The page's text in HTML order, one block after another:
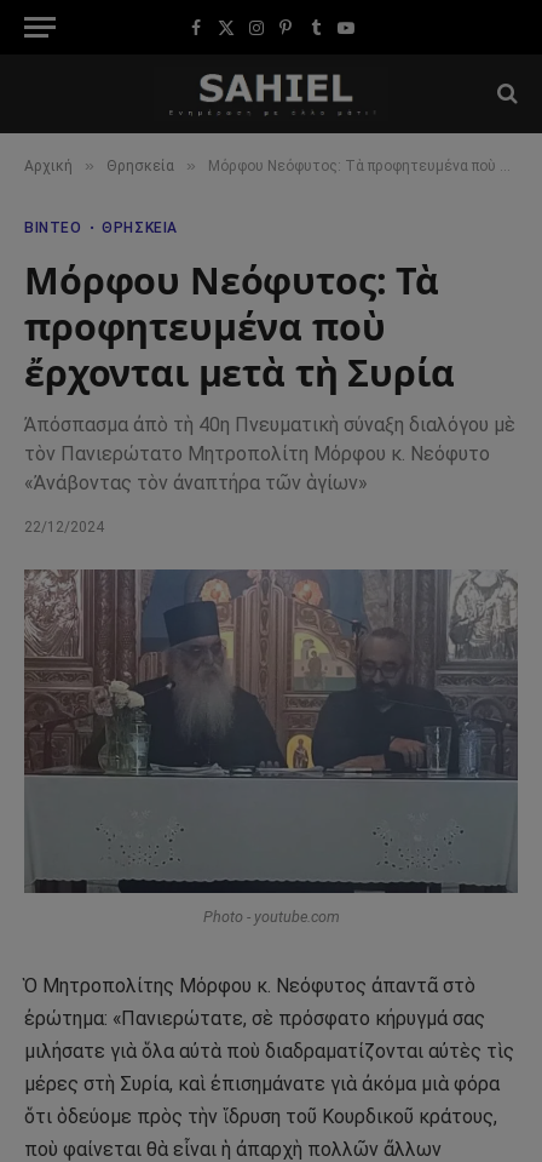
Facebook
X
Instagram
Pinterest
TumblrYouTube
Αρχική » Θρησκεία » Μόρφου Νεόφυτος: Τὰ προφητευμένα ποὺ ἔρχονται μετὰ τὴ Συρία
ΒΊΝΤΕΟ ΘΡΗΣΚΕΊΑ
Μόρφου Νεόφυτος: Τὰ
προφητευμένα ποὺ
ἔρχονται μετὰ τὴ Συρία
Ἀπόσπασμα ἀπὸ τὴ 40η Πνευματικὴ σύναξη διαλόγου μὲ
τὸν Πανιερώτατο Μητροπολίτη Μόρφου κ. Νεόφυτο
«Ἀνάβοντας τὸν ἀναπτήρα τῶν ἁγίων»
22/12/2024
Photo - youtube.com
Ὁ Μητροπολίτης Μόρφου κ. Νεόφυτος ἀπαντᾶ στὸ
ἐρώτημα: «Πανιερώτατε, σὲ πρόσφατο κήρυγμά σας
μιλήσατε γιὰ ὅλα αὐτὰ ποὺ διαδραματίζονται αὐτὲς τὶς
μέρες στὴ Συρία, καὶ ἐπισημάνατε γιὰ ἀκόμα μιὰ φόρα
ὅτι ὁδεύομε πρὸς τὴν ἵδρυση τοῦ Κουρδικοῦ κράτους,
ποὺ φαίνεται θὰ εἶναι ἡ ἀπαρχὴ πολλῶν ἄλλων